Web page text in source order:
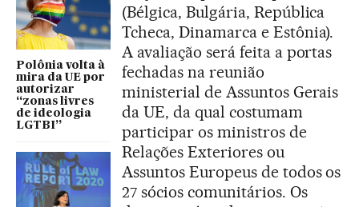
Polônia volta à
mira da UE por
autorizar
“zonas livres
de ideologia
LGTBI”
(Bélgica, Bulgária, República
Tcheca, Dinamarca e Estônia).
A avaliação será feita a portas
fechadas na reunião
ministerial de Assuntos Gerais
da UE, da qual costumam
participar os ministros de
Relações Exteriores ou
Assuntos Europeus de todos os
27 sócios comunitários. Os